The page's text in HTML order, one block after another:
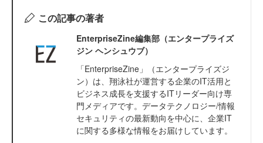
この記事の著者
EnterpriseZine編集部（エンタープライズ
ジン ヘンシュウブ）
「EnterpriseZine」（エンタープライズジ
ン）は、翔泳社が運営する企業のIT活用と
ビジネス成長を支援するITリーダー向け専
門メディアです。データテクノロジー/情報
セキュリティの最新動向を中心に、企業IT
に関する多様な情報をお届けしています。